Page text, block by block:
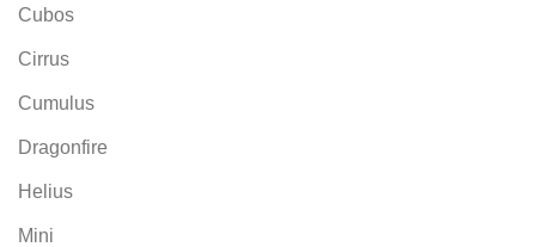
Cubos
Cirrus
Cumulus
Dragonfire
Helius
Mini